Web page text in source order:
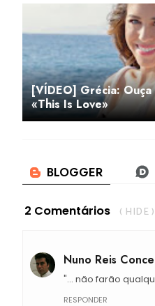
[VÍDEO] Grécia:
«This Is Love»
2 Comentários ( HIDE )
Nuno Reis
"... não farão
RESPONDER